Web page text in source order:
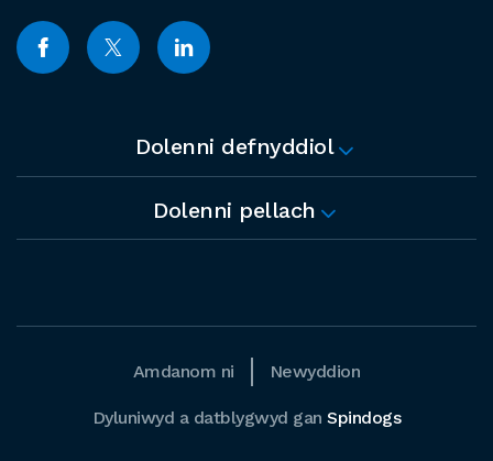
Dolenni defnyddiol
Dolenni pellach
Amdanom ni Newyddion
Dyluniwyd a datblygwyd ganSpindogs